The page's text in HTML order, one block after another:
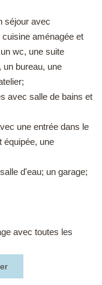
séjour avec
aménagée et
wc, une suite
un bureau, une
avec salle de bains et
une entrée dans le
équipée, une
d'eau; un garage;
avec toutes les